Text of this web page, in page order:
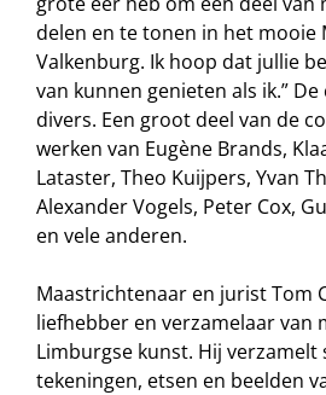
delen en te tonen in het mooie
Valkenburg. Ik hoop dat jullie
van kunnen genieten als ik.”
divers. Een groot deel van de
werken van Eugène Brands,
Lataster, Theo Kuijpers, Yvan
Alexander Vogels, Peter Cox,
en vele anderen.
Maastrichtenaar en jurist Tom
liefhebber en verzamelaar van
Limburgse kunst. Hij verzamelt
tekeningen, etsen en beelden